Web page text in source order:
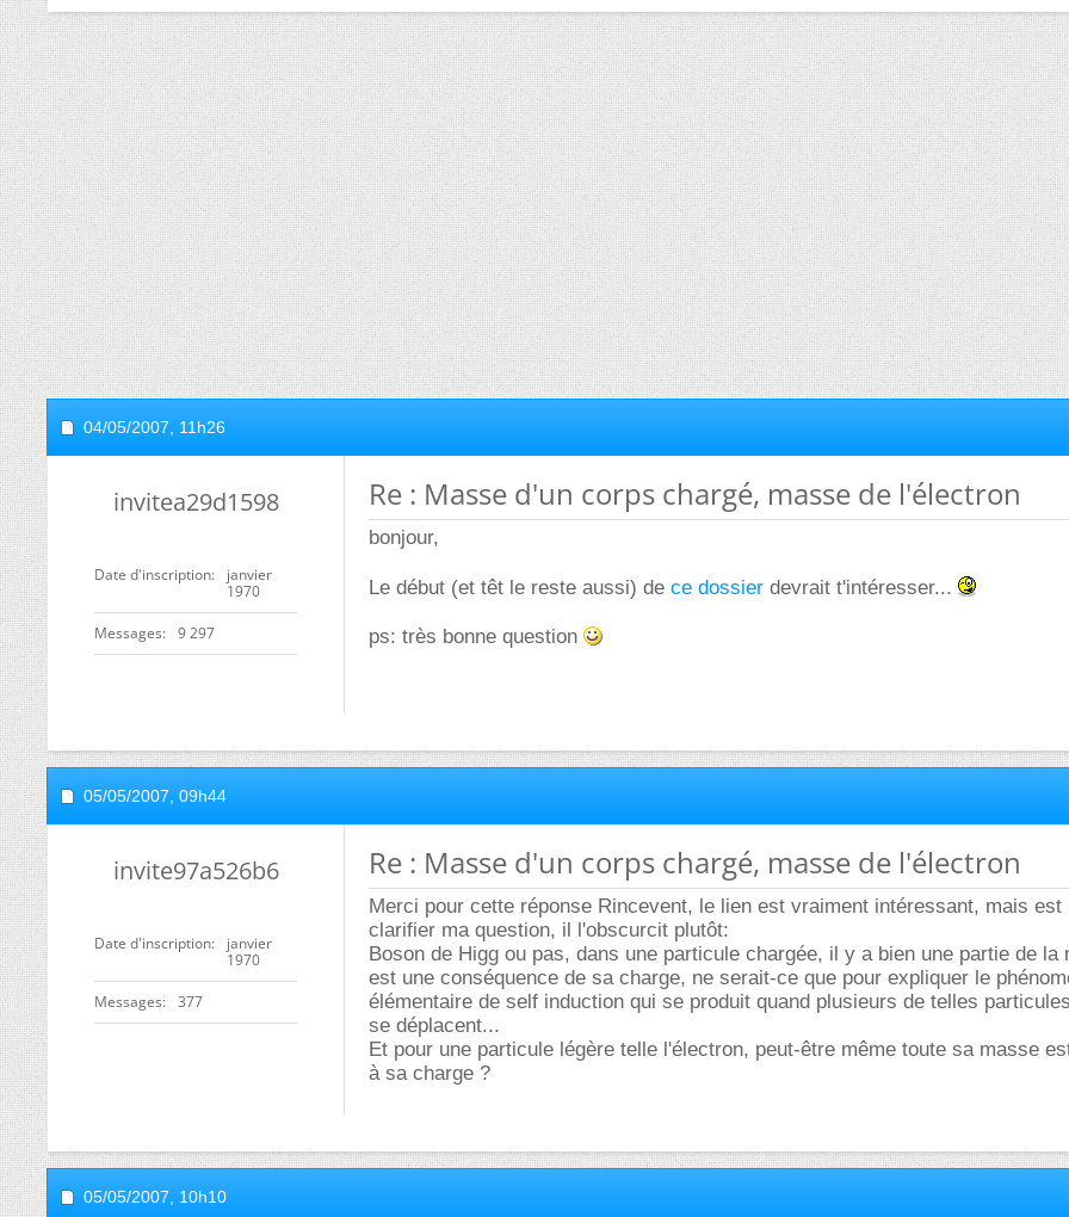
04/05/2007, 11h26
invitea29d1598
Date d'inscription
janvier
1970
Messages 9 297
Re : Masse d'un corps chargé, masse de l'électron
bonjour,
Le début (et têt le reste aussi) de ce dossier devrait t'intéresser...
ps: très bonne question
05/05/2007, 09h44
invite97a526b6
Date d'inscription
janvier
1970
Messages 377
Re : Masse d'un corps chargé, masse de l'électron
Merci pour cette réponse Rincevent, le lien est vraiment intéressant, mais est
clarifier ma question, il l'obscurcit plutôt:
Boson de Higg ou pas, dans une particule chargée, il y a bien une partie de la
est une conséquence de sa charge, ne serait-ce que pour expliquer le
élémentaire de self induction qui se produit quand plusieurs de telles
se déplacent...
Et pour une particule légère telle l'électron, peut-être même toute sa masse
à sa charge ?
05/05/2007, 10h10